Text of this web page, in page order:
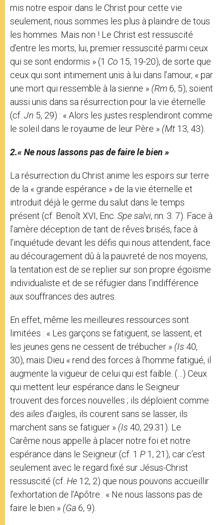
mis notre espoir dans le Christ pour cette vie
seulement, nous sommes les plus à plaindre de tous
les hommes. Mais non ! Le Christ est ressuscité
d’entre les morts, lui, premier ressuscité parmi ceux
qui se sont endormis » (1 Co 15, 19-20), de sorte que
ceux qui sont intimement unis à lui dans l’amour, « par
une mort qui ressemble à la sienne » (Rm6, 5), soient
aussi unis dans sa résurrection pour la vie éternelle
(cf. Jn 5, 29) : « Alors les justes resplendiront comme
le soleil dans le royaume de leur Père » (Mt 13, 43).
2.« Ne nous lassons pas de faire le bien »
La résurrection du Christ anime les espoirs sur terre
de la « grande espérance » de la vie éternelle et
introduit déjà le germe du salut dans le temps
présent (cf. Benoît XVI, Enc. Spe salvi, nn. 3. 7). Face à
l’amère déception de tant de rêves brisés, face à
l’inquiétude devant les défis qui nous attendent, face
au découragement dû à la pauvreté de nos moyens,
la tentation est de se replier sur son propre égoïsme
individualiste et de se réfugier dans l’indifférence
aux souffrances des autres.
En effet, même les meilleures ressources sont
limitées : « Les garçons se fatiguent, se lassent, et
les jeunes gens ne cessent de trébucher » (Is 40,
30), mais Dieu « rend des forces à l’homme fatigué, il
augmente la vigueur de celui qui est faible. (…) Ceux
qui mettent leur espérance dans le Seigneur
trouvent des forces nouvelles ; ils déploient comme
des ailes d’aigles, ils courent sans se lasser, ils
marchent sans se fatiguer » (Is 40, 29.31). Le
Carême nous appelle à placer notre foi et notre
espérance dans le Seigneur (cf. 1 P 1, 21), car c’est
seulement avec le regard fixé sur Jésus-Christ
ressuscité (cf. He 12, 2) que nous pouvons accueillir
l’exhortation de l’Apôtre : « Ne nous lassons pas de
faire le bien » (Ga6, 9).